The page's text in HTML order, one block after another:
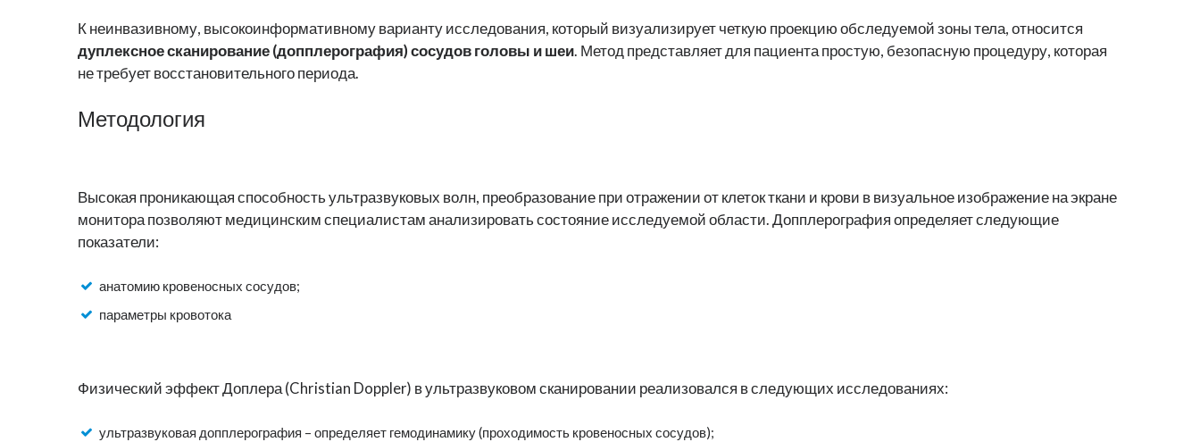
К неинвазивному, высокоинформативному варианту исследования, который визуализирует четкую проекцию обследуемой зоны тела, относится
дуплексное сканирование (допплерография) сосудов головы и шеи. Метод представляет для пациента простую, безопасную процедуру, которая
не требует восстановительного периода.
Методология
Высокая проникающая способность ультразвуковых волн, преобразование при отражении от клеток ткани и крови в визуальное изображение на экране
монитора позволяют медицинским специалистам анализировать состояние исследуемой области. Допплерография определяет следующие
показатели:
анатомию кровеносных сосудов;
параметры кровотока
Физический эффект Доплера (Christian Doppler) в ультразвуковом сканировании реализовался в следующих исследованиях:
ультразвуковая допплерография – определяет гемодинамику (проходимость кровеносных сосудов);